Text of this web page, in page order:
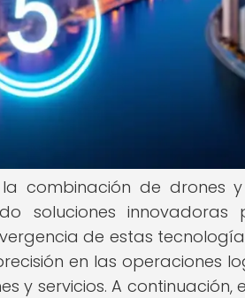
combinación de drones
soluciones
de estas
en las operaciones
y servicios. A